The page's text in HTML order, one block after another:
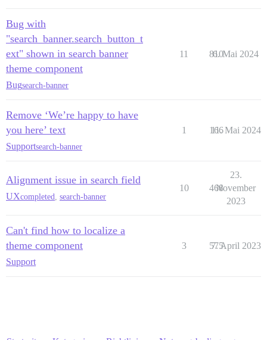
Bug with
"search_banner.search_button_t
ext" shown in search banner
theme component
Bugsearch-banner
11 810
6. Mai 2024
Remove ‘We’re happy to have
you here’ text
Supportsearch-banner
1 166
11. Mai 2024
Alignment issue in search field
UXcompleted search-banner
10 468
23.
November
2023
Can't find how to localize a
theme component
Support
3 575
7. April 2023